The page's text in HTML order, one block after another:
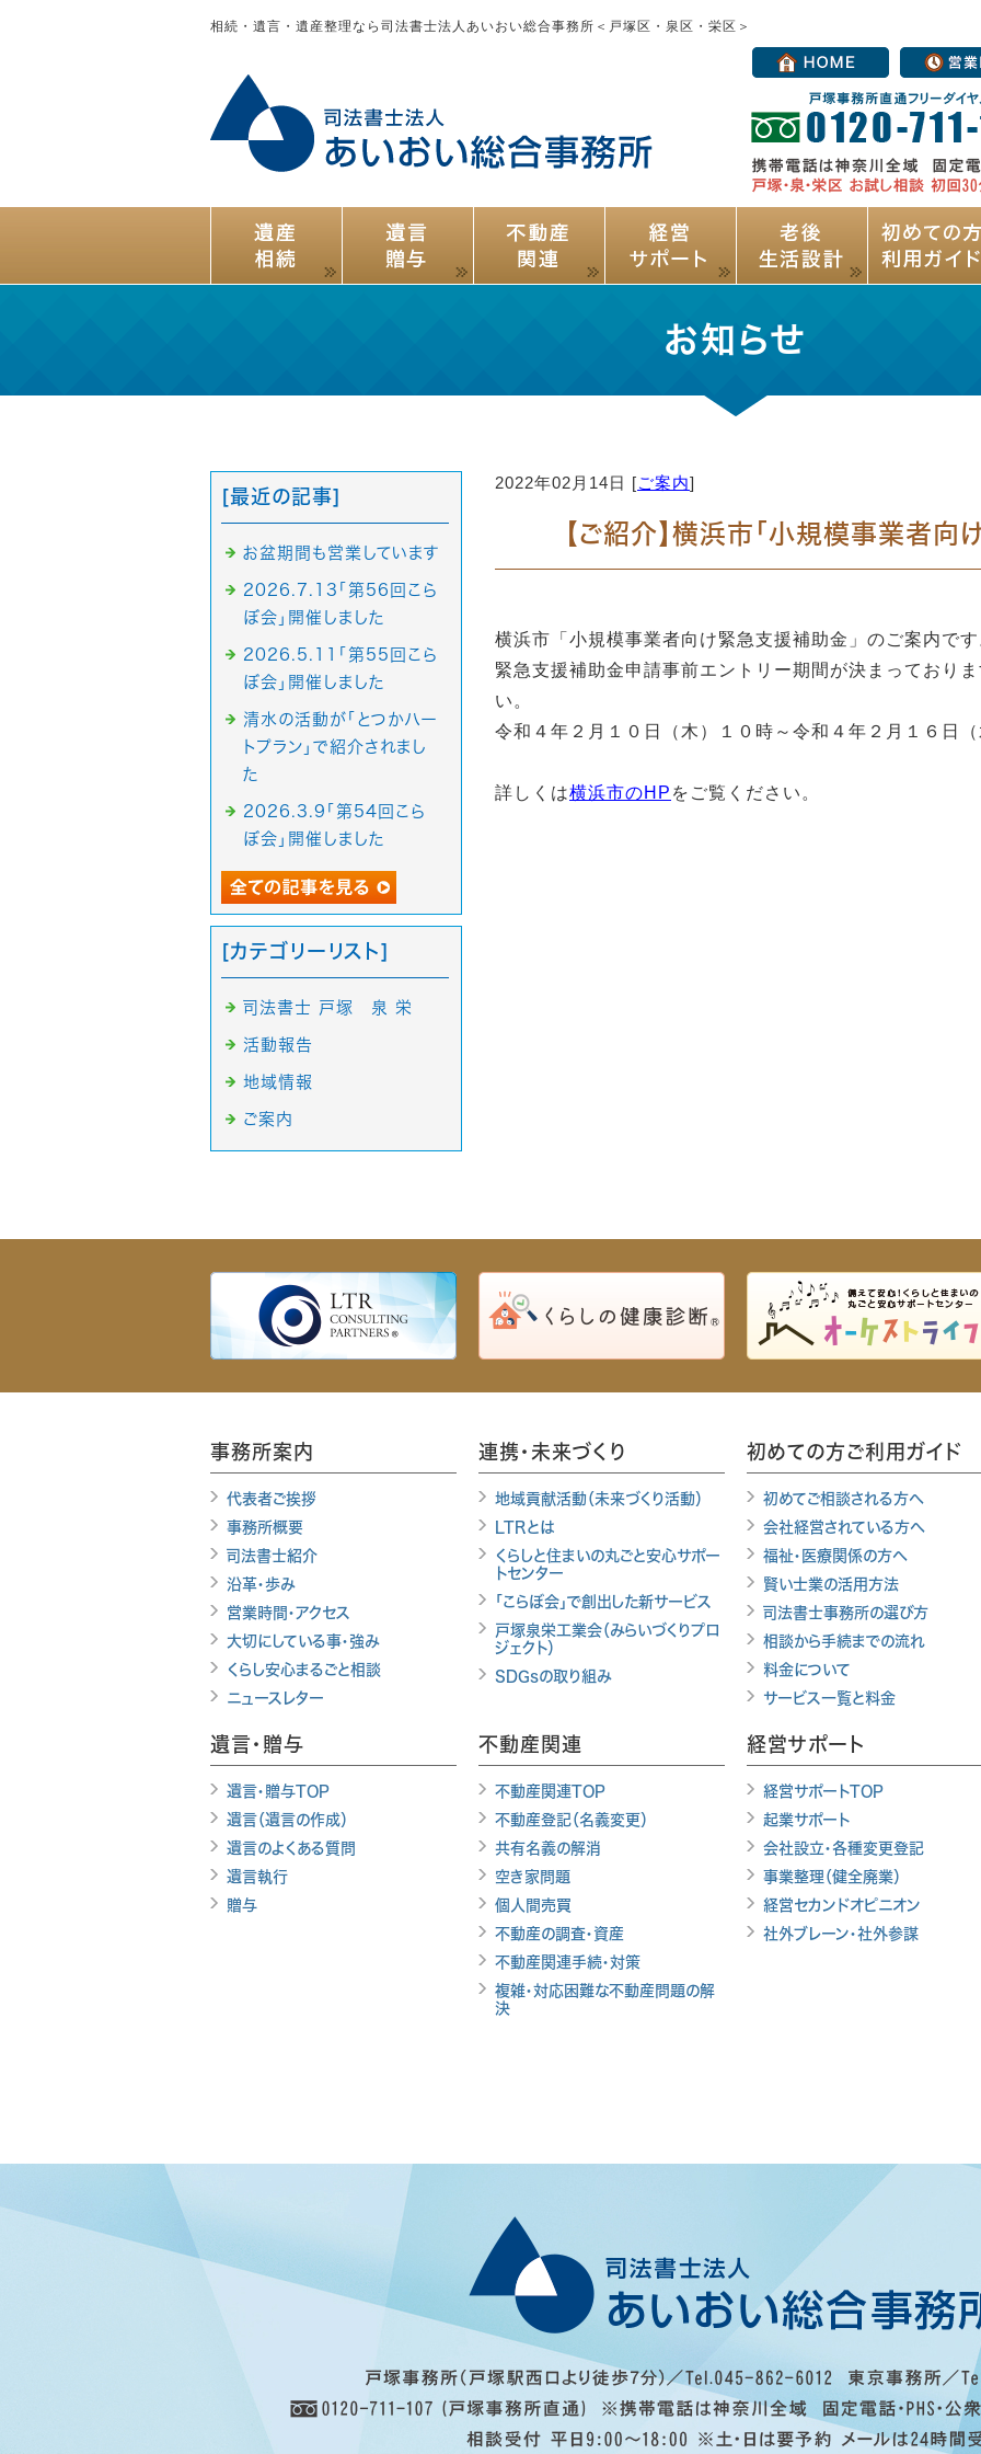
相続・遺言・遺産整理なら司法書士法人あいおい総合事務所＜戸塚区・泉区・栄区＞
お知らせ
2022年02月14日 [ご案内]
【ご紹介】横浜市「小規模事業者向
横浜市「小規模事業者向け緊急支援補助金」のご案内で
緊急支援補助金申請事前エントリー期間が決まっており
い。
令和４年２月１０日（木）１０時～令和４年２月１６日
詳しくは横浜市のHP をご覧ください。
[最近の記事]
お盆期間も営業しています
2026.7.13「第56回こら
ぼ会」開催しました
2026.5.11「第55回こら
ぼ会」開催しました
清水の活動が「とつかハー
トプラン」で紹介されまし
た
2026.3.9「第54回こら
ぼ会」開催しました
[カテゴリーリスト]
司法書士 戸塚 泉 栄
活動報告
地域情報
ご案内
事務所案内
代表者ご挨拶
事務所概要
司法書士紹介
沿革・歩み
営業時間・アクセス
大切にしている事・強み
くらし安心まるごと相談
ニュースレター
連携・未来づくり
地域貢献活動（未来づくり活動）
LTRとは
くらしと住まいの丸ごと安心サポー
トセンター
「こらぼ会」で創出した新サービス
戸塚泉栄工業会（みらいづくりプロ
ジェクト）
SDGsの取り組み
初めての方ご利用ガイド
初めてご相談される方へ
会社経営されている方へ
福祉・医療関係の方へ
賢い士業の活用方法
司法書士事務所の選び方
相談から手続までの流れ
料金について
サービス一覧と料金
遺言・贈与
遺言・贈与TOP
遺言（遺言の作成）
遺言のよくある質問
遺言執行
贈与
不動産関連
不動産関連TOP
不動産登記（名義変更）
共有名義の解消
空き家問題
個人間売買
不動産の調査・資産
不動産関連手続・対策
複雑・対応困難な不動産問題の解
決
経営サポート
経営サポートTOP
起業サポート
会社設立・各種変更登記
事業整理（健全廃業）
経営セカンドオピニオン
社外ブレーン・社外参謀